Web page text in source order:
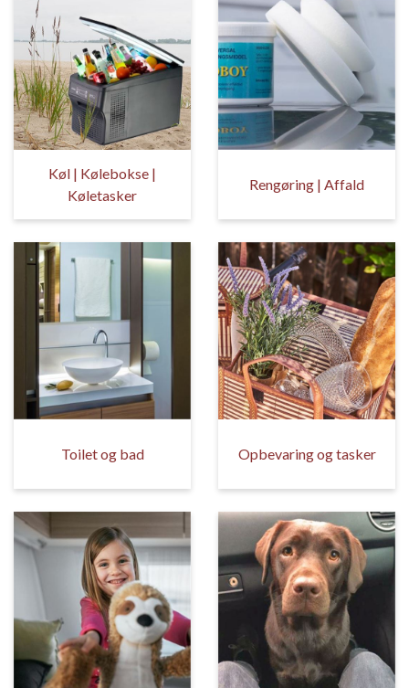
Køl | Kølebokse |
Køletasker
Rengøring | Affald
Toilet og bad Opbevaring og tasker